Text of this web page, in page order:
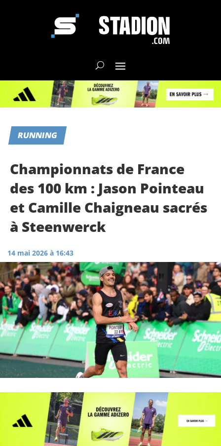
RUNNING
Championnats de France
des 100 km : Jason Pointeau
et Camille Chaigneau sacrés
à Steenwerck
14 mai 2026 à 16:43